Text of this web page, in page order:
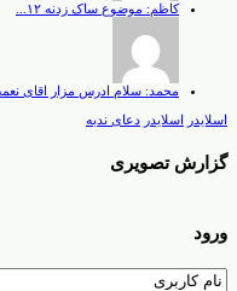
کاظم: موضوع ساک زدنه ۱۲...
محمد: سلام ادرس مزار اقای
اسلایدر اسلایدر دعای ندبه
گزارش تصویری
ورود